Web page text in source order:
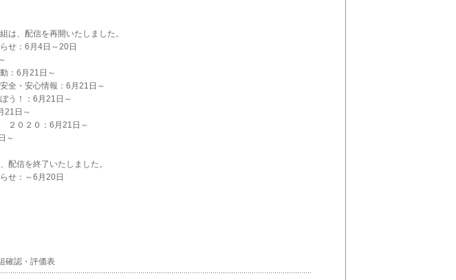
は、配信を再開いたしました。
せ：6月4日～20日
：6月21日～
全・安心情報：6月21日～
う！：6月21日～
21日～
２０２０：6月21日～
～
配信を終了いたしました。
せ：～6月20日
確認・評価表